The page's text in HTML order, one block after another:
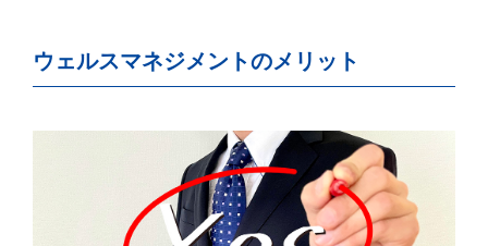
ウェルスマネジメントのメリット